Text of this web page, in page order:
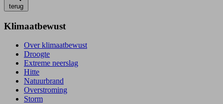
terug
Klimaatbewust
Over klimaatbewust
Droogte
Extreme neerslag
Hitte
Natuurbrand
Overstroming
Storm